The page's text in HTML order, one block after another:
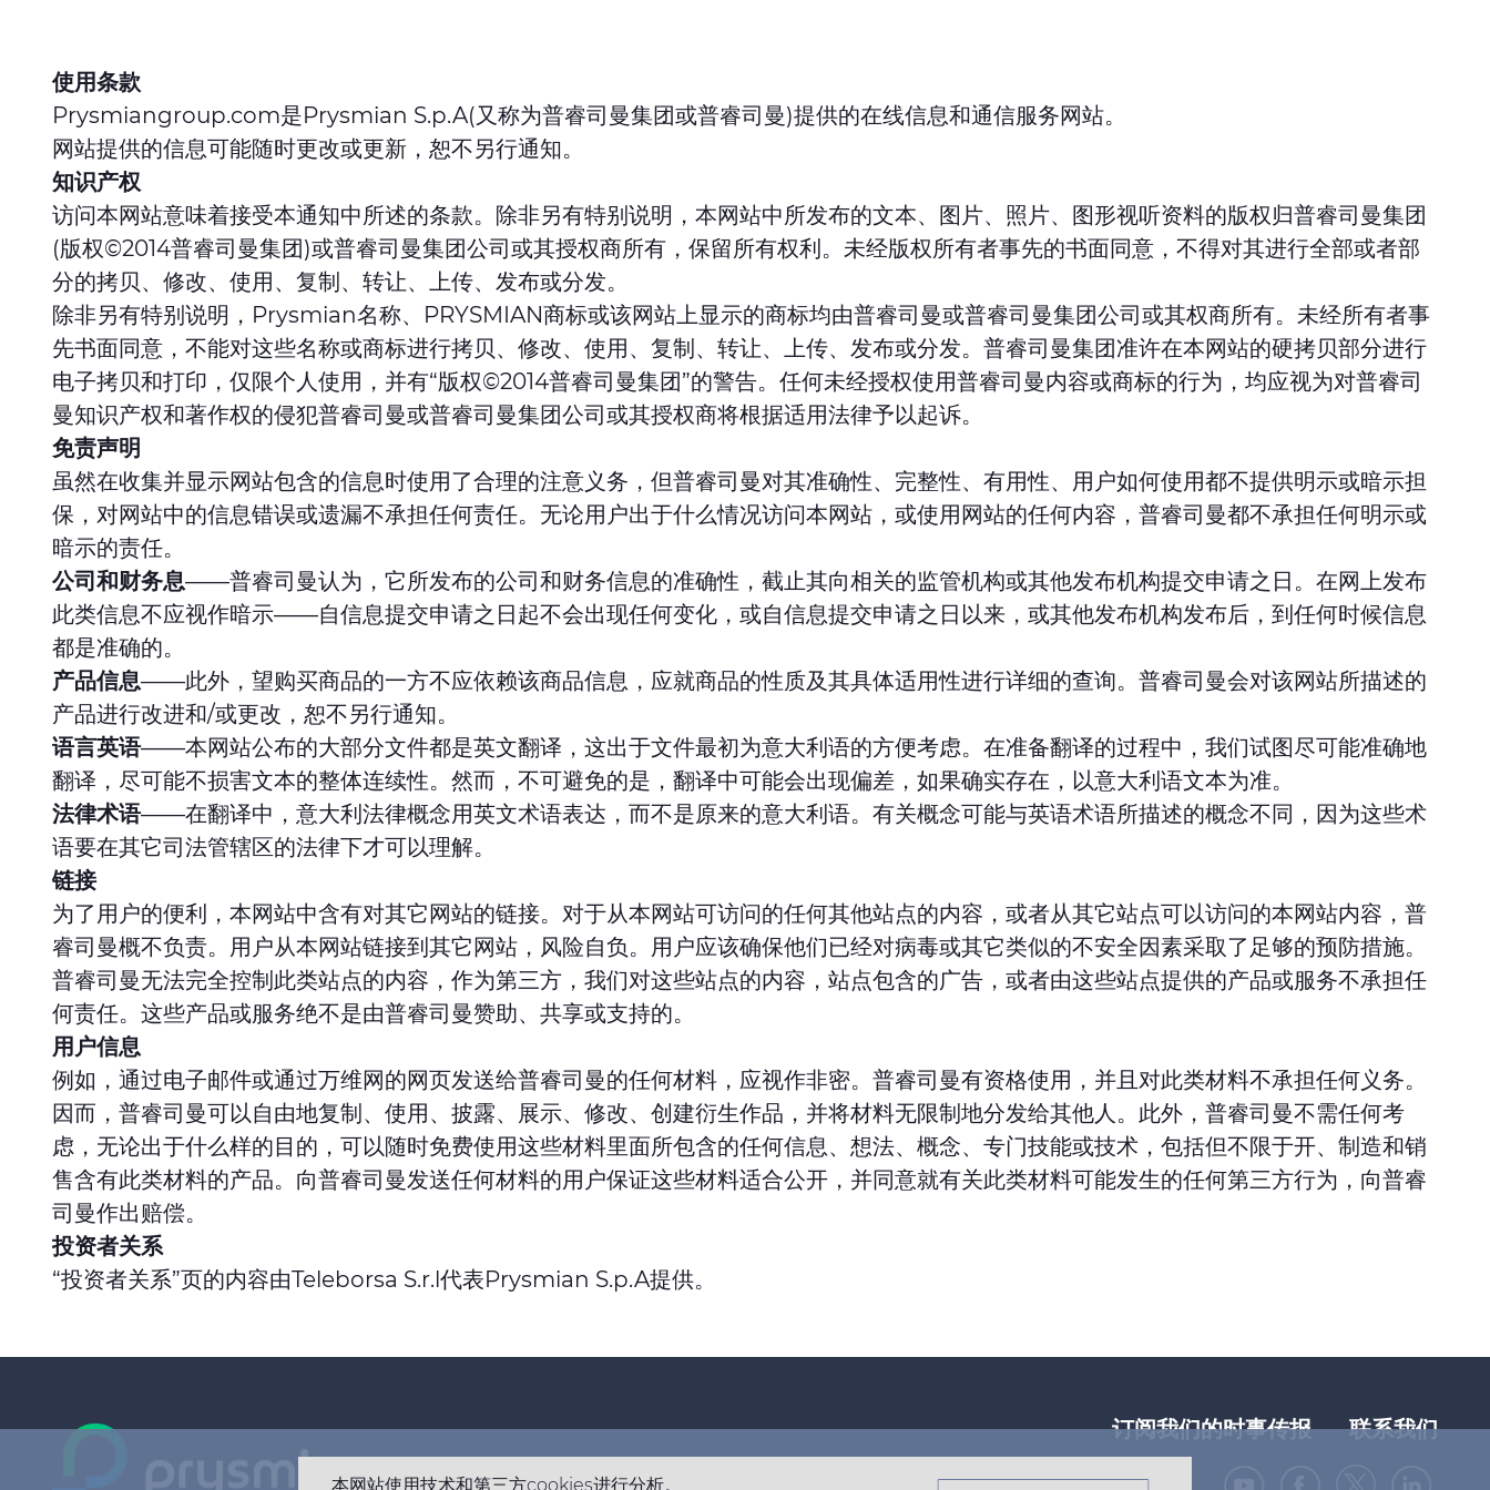
使用条款
Prysmiangroup.com是Prysmian S.p.A(又称为普睿司曼集团或普睿司曼)提供的在线信息和通信服务网站。
网站提供的信息可能随时更改或更新，恕不另行通知。
知识产权
访问本网站意味着接受本通知中所述的条款。除非另有特别说明，本网站中所发布的文本、图片、照片、图形视听资料的版权归普睿司曼集团
(版权©2014普睿司曼集团)或普睿司曼集团公司或其授权商所有，保留所有权利。未经版权所有者事先的书面同意，不得对其进行全部或者部
分的拷贝、修改、使用、复制、转让、上传、发布或分发。
除非另有特别说明，Prysmian名称、PRYSMIAN商标或该网站上显示的商标均由普睿司曼或普睿司曼集团公司或其权商所有。未经所有者事
先书面同意，不能对这些名称或商标进行拷贝、修改、使用、复制、转让、上传、发布或分发。普睿司曼集团准许在本网站的硬拷贝部分进行
电子拷贝和打印，仅限个人使用，并有“版权©2014普睿司曼集团”的警告。任何未经授权使用普睿司曼内容或商标的行为，均应视为对普睿司
曼知识产权和著作权的侵犯普睿司曼或普睿司曼集团公司或其授权商将根据适用法律予以起诉。
免责声明
虽然在收集并显示网站包含的信息时使用了合理的注意义务，但普睿司曼对其准确性、完整性、有用性、用户如何使用都不提供明示或暗示担
保，对网站中的信息错误或遗漏不承担任何责任。无论用户出于什么情况访问本网站，或使用网站的任何内容，普睿司曼都不承担任何明示或
暗示的责任。
公司和财务息——普睿司曼认为，它所发布的公司和财务信息的准确性，截止其向相关的监管机构或其他发布机构提交申请之日。在网上发布
此类信息不应视作暗示——自信息提交申请之日起不会出现任何变化，或自信息提交申请之日以来，或其他发布机构发布后，到任何时候信息
都是准确的。
产品信息——此外，望购买商品的一方不应依赖该商品信息，应就商品的性质及其具体适用性进行详细的查询。普睿司曼会对该网站所描述的
产品进行改进和/或更改，恕不另行通知。
语言英语——本网站公布的大部分文件都是英文翻译，这出于文件最初为意大利语的方便考虑。在准备翻译的过程中，我们试图尽可能准确地
翻译，尽可能不损害文本的整体连续性。然而，不可避免的是，翻译中可能会出现偏差，如果确实存在，以意大利语文本为准。
法律术语——在翻译中，意大利法律概念用英文术语表达，而不是原来的意大利语。有关概念可能与英语术语所描述的概念不同，因为这些术
语要在其它司法管辖区的法律下才可以理解。
链接
为了用户的便利，本网站中含有对其它网站的链接。对于从本网站可访问的任何其他站点的内容，或者从其它站点可以访问的本网站内容，普
睿司曼概不负责。用户从本网站链接到其它网站，风险自负。用户应该确保他们已经对病毒或其它类似的不安全因素采取了足够的预防措施。
普睿司曼无法完全控制此类站点的内容，作为第三方，我们对这些站点的内容，站点包含的广告，或者由这些站点提供的产品或服务不承担任
何责任。这些产品或服务绝不是由普睿司曼赞助、共享或支持的。
用户信息
例如，通过电子邮件或通过万维网的网页发送给普睿司曼的任何材料，应视作非密。普睿司曼有资格使用，并且对此类材料不承担任何义务。
因而，普睿司曼可以自由地复制、使用、披露、展示、修改、创建衍生作品，并将材料无限制地分发给其他人。此外，普睿司曼不需任何考
虑，无论出于什么样的目的，可以随时免费使用这些材料里面所包含的任何信息、想法、概念、专门技能或技术，包括但不限于开、制造和销
售含有此类材料的产品。向普睿司曼发送任何材料的用户保证这些材料适合公开，并同意就有关此类材料可能发生的任何第三方行为，向普睿
司曼作出赔偿。
投资者关系
“投资者关系”页的内容由Teleborsa S.r.l代表Prysmian S.p.A提供。
Footer
订阅我们的时事传报 联系我们
本网站使用技术和第三方cookies进行分析。